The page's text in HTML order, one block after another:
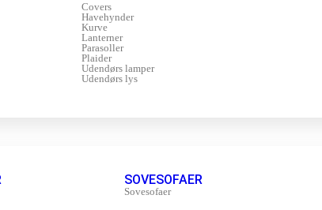
Covers
Havehynder
Kurve
Lanterner
Parasoller
Plaider
Udendørs lamper
Udendørs lys
SOVESOFAER
Sovesofaer